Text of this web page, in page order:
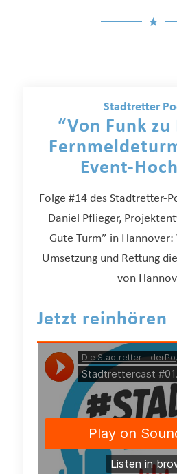
Stadtretter
“Von Funk zu
Event-
Folge #14 des Stadtretter-
Daniel Pflieger,
Gute Turm” in
Umsetzung und Rettung
von
Jetzt reinhören